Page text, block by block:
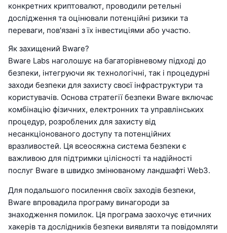
конкретних криптовалют, проводили ретельні
дослідження та оцінювали потенційні ризики та
переваги, пов'язані з їх інвестиціями або участю.
Як захищений Bware?
Bware Labs наголошує на багаторівневому підході до
безпеки, інтегруючи як технологічні, так і процедурні
заходи безпеки для захисту своєї інфраструктури та
користувачів. Основа стратегії безпеки Bware включає
комбінацію фізичних, електронних та управлінських
процедур, розроблених для захисту від
несанкціонованого доступу та потенційних
вразливостей. Ця всеосяжна система безпеки є
важливою для підтримки цілісності та надійності
послуг Bware в швидко змінюваному ландшафті Web3.
Для подальшого посилення своїх заходів безпеки,
Bware впровадила програму винагороди за
знаходження помилок. Ця програма заохочує етичних
хакерів та дослідників безпеки виявляти та повідомляти